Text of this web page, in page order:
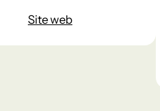
Site web